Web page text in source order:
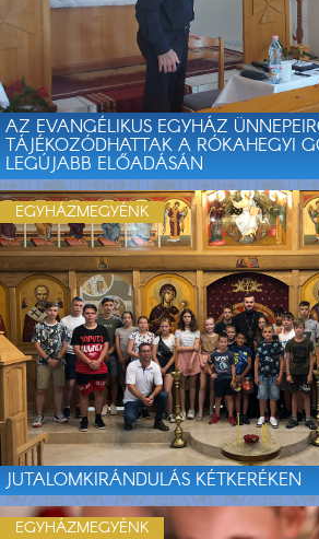
AZ EVANGÉLIKUS EGYHÁZ
TÁJÉKOZÓDHATTAK A RÓKAHEGYI
LEGÚJABB ELŐADÁSÁN
JUTALOMKIRÁNDULÁS KÉTKERÉKEN
EGYHÁZMEGYÉNK
EGYHÁZMEGYÉNK